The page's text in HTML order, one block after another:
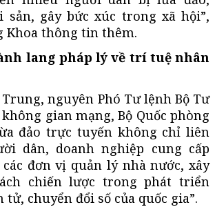
sản, gây bức xúc trong xã hội”,
Khoa thông tin thêm.
lang pháp lý về trí tuệ nhân
nguyên Phó Tư lệnh Bộ Tư
gian mạng, Bộ Quốc phòng
đảo trực tuyến không chỉ liên
dân, doanh nghiệp cung cấp
đơn vị quản lý nhà nước, xây
chiến lược trong phát triển
chuyển đổi số của quốc gia”.